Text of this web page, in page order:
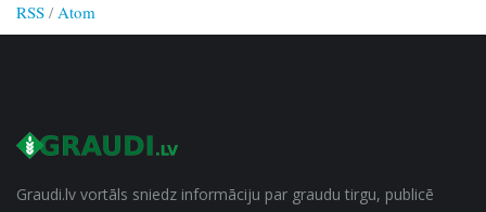
RSS / Atom
Graudi.lv vortāls sniedz informāciju par graudu tirgu, publicē